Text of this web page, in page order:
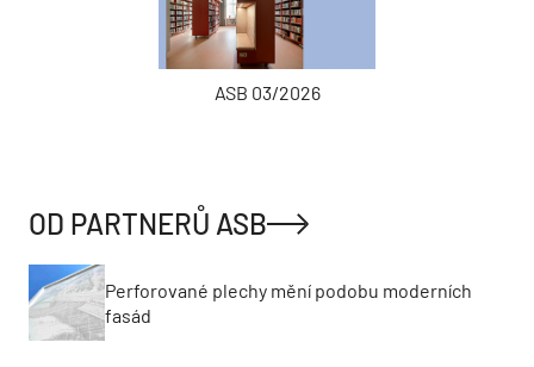
ASB 03/2026
OD PARTNERŮ ASB
Perforované plechy mění podobu moderních
fasád